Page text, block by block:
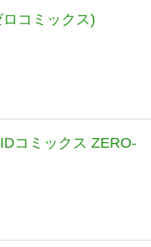
コミックス)
コミックス ZERO-